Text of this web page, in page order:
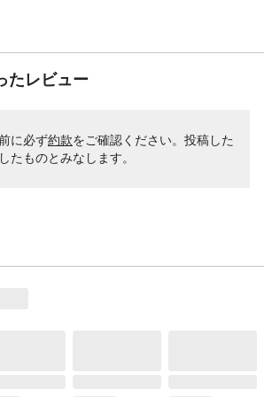
たレビュー
に必ず約款をご確認ください。投稿した
たものとみなします。